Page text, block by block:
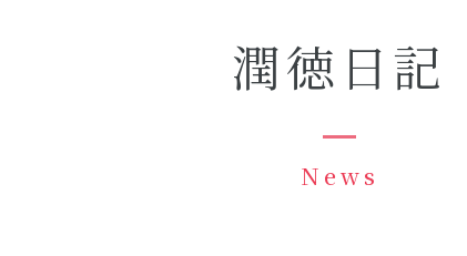
潤徳日記
News